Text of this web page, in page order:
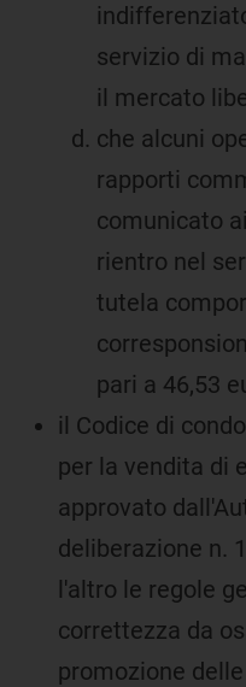
servizio di
il mercato
che alcuni
rapporti
comunicato
rientro nel
tutela
pari a 46,53
il Codice di
per la vendita di
approvato
deliberazione n.
l'altro le regole
correttezza da
promozione